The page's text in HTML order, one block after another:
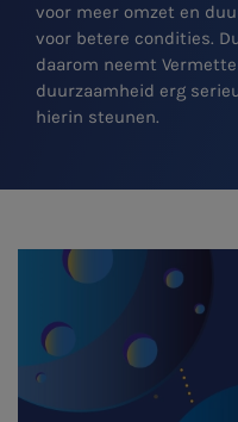
voor meer omzet en
voor betere condities.
daarom neemt
duurzaamheid erg
hierin steunen.